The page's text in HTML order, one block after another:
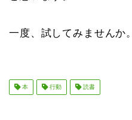
一度、試してみませんか。
本 行動 読書